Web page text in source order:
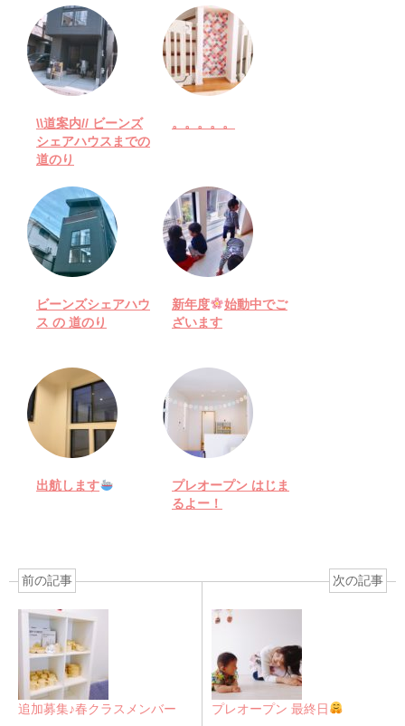
\\道案内// ビーンズ
シェアハウスまでの
道のり
。。。。。
ビーンズシェアハウ
ス の 道のり
新年度
始動中でご
ざいます
出航します
プレオープン はじま
るよー！
前の記事
追加募集♪春クラスメンバー
次の記事
プレオープン 最終日